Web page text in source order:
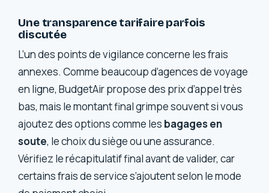
Une transparence tarifaire parfois
discutée
L’un des points de vigilance concerne les frais
annexes. Comme beaucoup d’agences de voyage
en ligne, BudgetAir propose des prix d’appel très
bas, mais le montant final grimpe souvent si vous
ajoutez des options comme les bagages en
soute, le choix du siège ou une assurance.
Vérifiez le récapitulatif final avant de valider, car
certains frais de service s’ajoutent selon le mode